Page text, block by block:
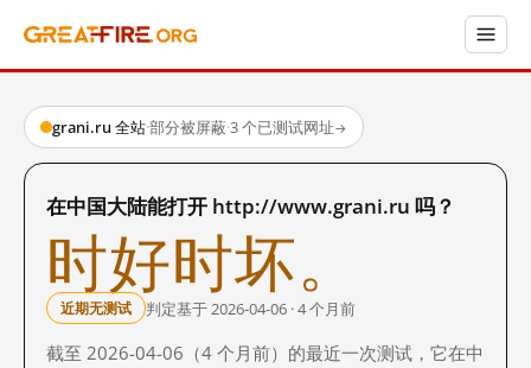
grani.ru 全站·部分被屏蔽·3 个已测试网址→
在中国大陆能打开 http://www.grani.ru 吗？
时好时坏。
近期无测试 判定基于 2026-04-06 · 4 个月前
截至 2026-04-06（4 个月前）的最近一次测试，它在中